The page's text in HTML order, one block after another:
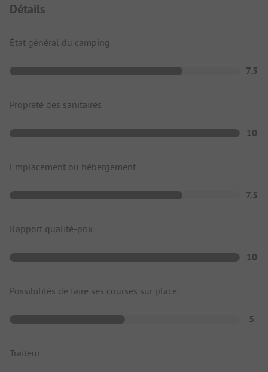
Détails
État général du camping
7.5
Propreté des sanitaires
10
Emplacement ou hébergement
7.5
Rapport qualité-prix
10
Possibilités de faire ses courses sur place
5
Traiteur